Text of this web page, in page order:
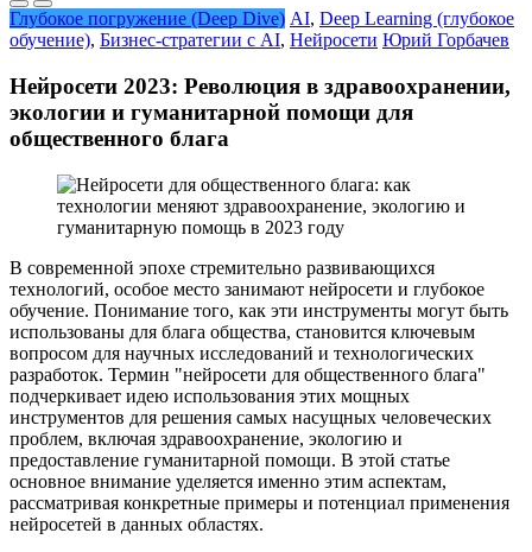
Глубокое погружение (Deep Dive) AI, Deep Learning (глубокое
обучение), Бизнес-стратегии с AI, Нейросети Юрий Горбачев
Нейросети 2023: Революция в здравоохранении,
экологии и гуманитарной помощи для
общественного блага
В современной эпохе стремительно развивающихся
технологий, особое место занимают нейросети и глубокое
обучение. Понимание того, как эти инструменты могут быть
использованы для блага общества, становится ключевым
вопросом для научных исследований и технологических
разработок. Термин "нейросети для общественного блага"
подчеркивает идею использования этих мощных
инструментов для решения самых насущных человеческих
проблем, включая здравоохранение, экологию и
предоставление гуманитарной помощи. В этой статье
основное внимание уделяется именно этим аспектам,
рассматривая конкретные примеры и потенциал применения
нейросетей в данных областях.